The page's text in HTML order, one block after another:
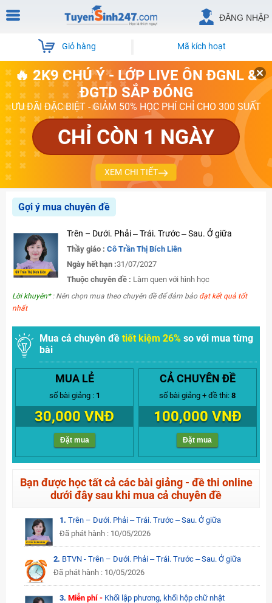
ĐĂNG NHẬP
Giỏ hàng Mã kích hoạt
🔥 2K9 CHÚ Ý - LỚP LIVE ÔN ĐGNL &
ĐGTD SẮP ĐÓNG
ƯU ĐÃI ĐẶC BIỆT - GIẢM 50% HỌC PHÍ CHỈ CHO 300 SUẤT
CHỈ CÒN 1 NGÀY
XEM CHI TIẾT
Gợi ý mua chuyên đề
Trên – Dưới. Phải ‒ Trái. Trước ‒ Sau. Ở giữa
Thầy giáo : Cô Trần Thị Bích Liên
Ngày hết hạn :31/07/2027
Thuộc chuyên đề : Làm quen với hình học
Lời khuyên*: Nên chọn mua theo chuyên đề để đảm bảo đạt kết quả tốt
nhất
Mua cả chuyên đề tiết kiệm 26% so với mua từng
bài
MUA LẺ
số bài giảng : 1
30,000 VNĐ
Đặt mua
CẢ CHUYÊN ĐỀ
số bài giảng + đề thi:8
100,000 VNĐ
Đặt mua
Bạn được học tất cả các bài giảng - đề thi online
dưới đây sau khi mua cả chuyên đề
1. Trên – Dưới. Phải ‒ Trái. Trước ‒ Sau. Ở giữa
Đã phát hành : 10/05/2026
2. BTVN - Trên – Dưới. Phải ‒ Trái. Trước ‒ Sau. Ở giữa
Đã phát hành : 10/05/2026
3. Miễn phí - Khối lập phương, khối hộp chữ nhật